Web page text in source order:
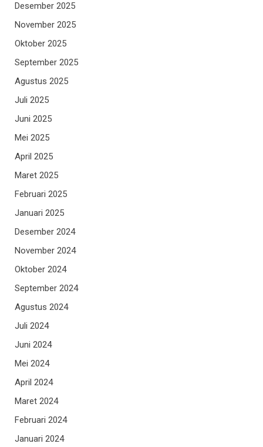
Desember 2025
November 2025
Oktober 2025
September 2025
Agustus 2025
Juli 2025
Juni 2025
Mei 2025
April 2025
Maret 2025
Februari 2025
Januari 2025
Desember 2024
November 2024
Oktober 2024
September 2024
Agustus 2024
Juli 2024
Juni 2024
Mei 2024
April 2024
Maret 2024
Februari 2024
Januari 2024